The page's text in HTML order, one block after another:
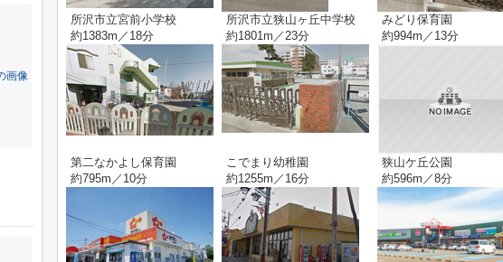
所沢市立宮前小学校
約1383m／18分
所沢市立狭山ヶ丘中学校
約1801m／23分
みどり保育園
約994m／13分
第二なかよし保育園
約795m／10分
こでまり幼稚園
約1255m／16分
狭山ケ丘公園
約596m／8分